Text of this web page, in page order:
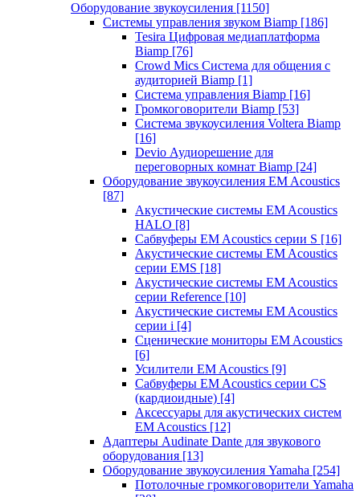
Оборудование звукоусиления [1150]
Системы управления звуком Biamp [186]
Tesira Цифровая медиаплатформа
Biamp [76]
Crowd Mics Система для общения с
аудиторией Biamp [1]
Система управления Biamp [16]
Громкоговорители Biamp [53]
Система звукоусиления Voltera Biamp
[16]
Devio Аудиорешение для
переговорных комнат Biamp [24]
Оборудование звукоусиления EM Acoustics
[87]
Акустические системы EM Acoustics
HALO [8]
Сабвуферы EM Acoustics серии S [16]
Акустические системы EM Acoustics
серии EMS [18]
Акустические системы EM Acoustics
серии Reference [10]
Акустические системы EM Acoustics
серии i [4]
Сценические мониторы EM Acoustics
[6]
Усилители EM Acoustics [9]
Сабвуферы EM Acoustics серии CS
(кардиоидные) [4]
Аксессуары для акустических систем
EM Acoustics [12]
Адаптеры Audinate Dante для звукового
оборудования [13]
Оборудование звукоусиления Yamaha [254]
Потолочные громкоговорители Yamaha